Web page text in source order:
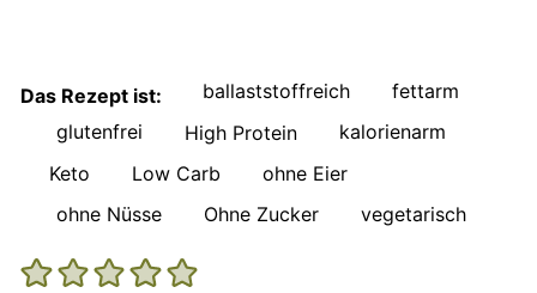
Das Rezept ist: ballaststoffreich
fettarm
glutenfrei
High Protein
kalorienarm
Keto
Low Carb
ohne Eier
ohne Nüsse
Ohne Zucker vegetarisch